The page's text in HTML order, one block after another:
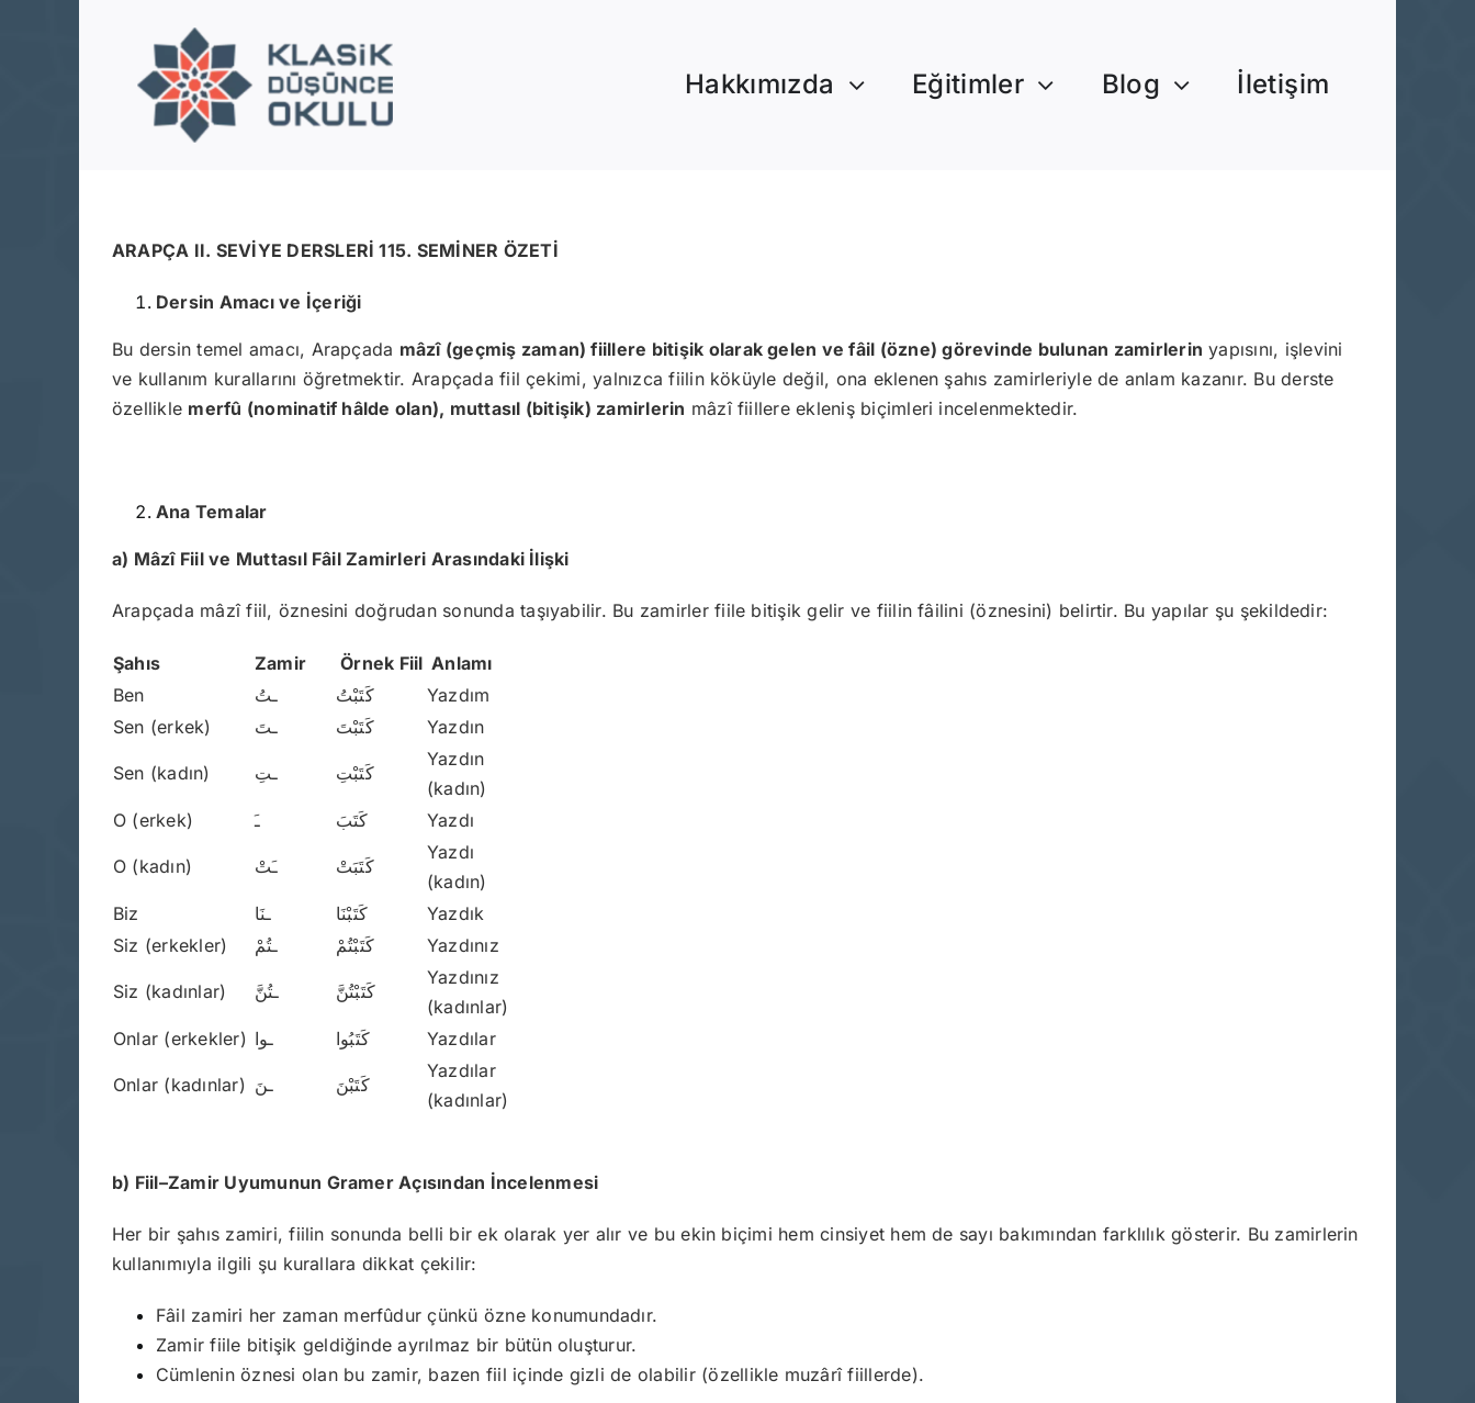
Hakkımızda Eğitimler Blog İletişim
ARAPÇA II. SEVİYE DERSLERİ 115. SEMİNER ÖZETİ
Dersin Amacı ve İçeriği
Bu dersin temel amacı, Arapçada mâzî (geçmiş zaman) fiillere bitişik olarak gelen ve fâil (özne) görevinde bulunan zamirlerin yapısını, işlevini
ve kullanım kurallarını öğretmektir. Arapçada fiil çekimi, yalnızca fiilin köküyle değil, ona eklenen şahıs zamirleriyle de anlam kazanır. Bu derste
özellikle merfû (nominatif hâlde olan), muttasıl (bitişik) zamirlerin mâzî fiillere ekleniş biçimleri incelenmektedir.
Ana Temalar
a) Mâzî Fiil ve Muttasıl Fâil Zamirleri Arasındaki İlişki
Arapçada mâzî fiil, öznesini doğrudan sonunda taşıyabilir. Bu zamirler fiile bitişik gelir ve fiilin fâilini (öznesini) belirtir. Bu yapılar şu şekildedir:
Şahıs Zamir Örnek Fiil Anlamı
Ben
ـتُ كَتَبْتُ
Yazdım
Sen (erkek)
ـتَ كَتَبْتَ Yazdın
Sen (kadın) ـتِ كَتَبْتِ
Yazdın
(kadın)
O (erkek)
ـَ كَتَبَ Yazdı
O (kadın) ـَتْ كَتَبَتْ
Yazdı
(kadın)
Biz
ـنَا كَتَبْنَا
Yazdık
Siz (erkekler)
ـتُمْ كَتَبْتُمْ Yazdınız
Siz (kadınlar) ـتُنَّ كَتَبْتُنَّ
Yazdınız
(kadınlar)
Onlar (erkekler) ـوا كَتَبُوا Yazdılar
Onlar (kadınlar) ـنَ كَتَبْنَ
Yazdılar
(kadınlar)
b) Fiil–Zamir Uyumunun Gramer Açısından İncelenmesi
Her bir şahıs zamiri, fiilin sonunda belli bir ek olarak yer alır ve bu ekin biçimi hem cinsiyet hem de sayı bakımından farklılık gösterir. Bu zamirlerin
kullanımıyla ilgili şu kurallara dikkat çekilir:
Fâil zamiri her zaman merfûdur çünkü özne konumundadır.
Zamir fiile bitişik geldiğinde ayrılmaz bir bütün oluşturur.
Cümlenin öznesi olan bu zamir, bazen fiil içinde gizli de olabilir (özellikle muzârî fiillerde).